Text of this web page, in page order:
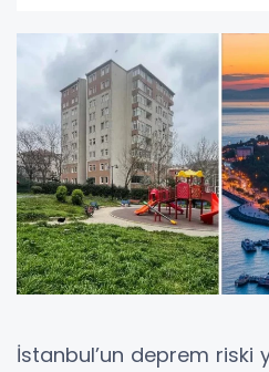
İstanbul’un deprem riski